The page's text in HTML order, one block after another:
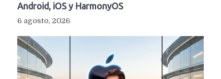
Android, iOS y HarmonyOS
6 agosto, 2026